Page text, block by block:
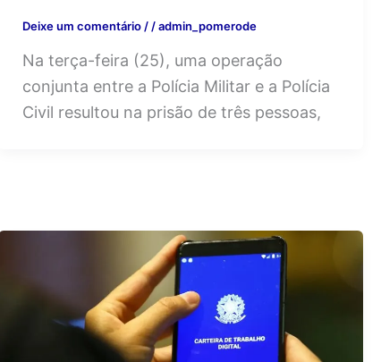
Deixe um comentário / /admin_pomerode
Na terça-feira (25), uma operação
conjunta entre a Polícia Militar e a Polícia
Civil resultou na prisão de três pessoas,